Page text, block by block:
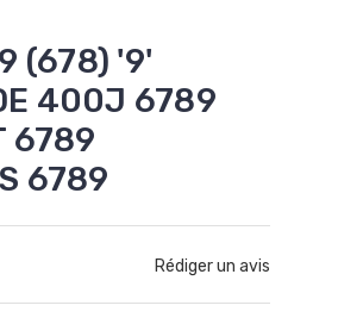
(678) '9'
400J 6789
6789
6789
Rédiger un avis